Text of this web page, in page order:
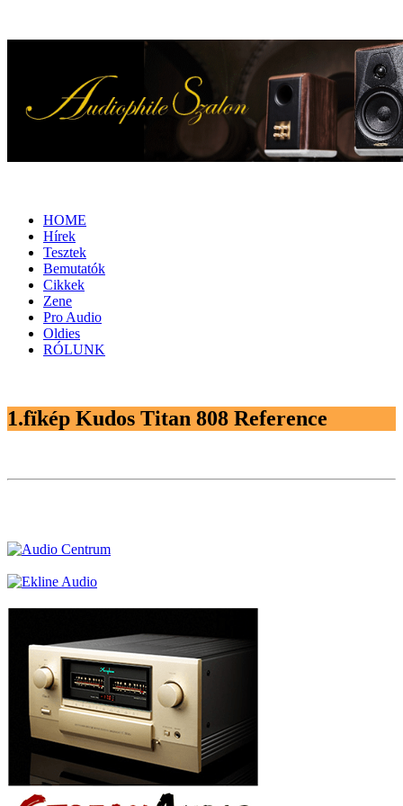
HOME
Hírek
Tesztek
Bemutatók
Cikkek
Zene
Pro Audio
Oldies
RÓLUNK
1.fïkép Kudos Titan 808 Reference